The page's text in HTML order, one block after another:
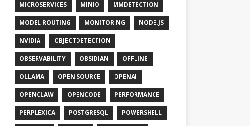
MICROSERVICES MINIO MMDETECTION
MODEL ROUTING MONITORING NODE.JS
NVIDIA OBJECTDETECTION
OBSERVABILITY OBSIDIAN OFFLINE
OLLAMA OPEN SOURCE OPENAI
OPENCLAW OPENCODE PERFORMANCE
PERPLEXICA POSTGRESQL POWERSHELL